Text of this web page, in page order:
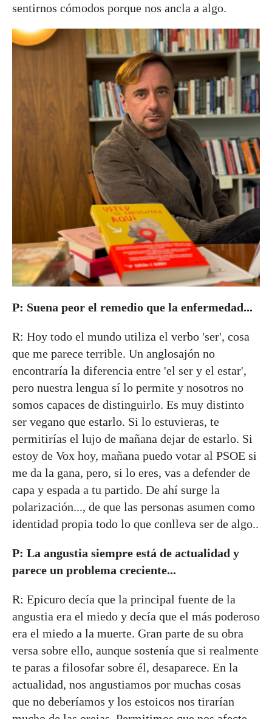
sentirnos cómodos porque nos ancla a algo.
P: Suena peor el remedio que la enfermedad...
R: Hoy todo el mundo utiliza el verbo 'ser', cosa
que me parece terrible. Un anglosajón no
encontraría la diferencia entre 'el ser y el estar',
pero nuestra lengua sí lo permite y nosotros no
somos capaces de distinguirlo. Es muy distinto
ser vegano que estarlo. Si lo estuvieras, te
permitirías el lujo de mañana dejar de estarlo. Si
estoy de Vox hoy, mañana puedo votar al PSOE si
me da la gana, pero, si lo eres, vas a defender de
capa y espada a tu partido. De ahí surge la
polarización..., de que las personas asumen como
identidad propia todo lo que conlleva ser de algo..
P: La angustia siempre está de actualidad y
parece un problema creciente...
R: Epicuro decía que la principal fuente de la
angustia era el miedo y decía que el más poderoso
era el miedo a la muerte. Gran parte de su obra
versa sobre ello, aunque sostenía que si realmente
te paras a filosofar sobre él, desaparece. En la
actualidad, nos angustiamos por muchas cosas
que no deberíamos y los estoicos nos tirarían